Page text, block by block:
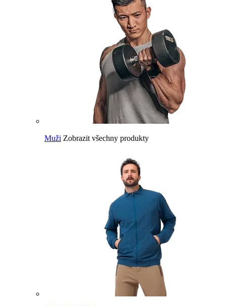
Muži Zobrazit všechny produkty